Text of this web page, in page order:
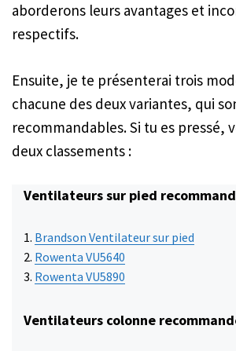
aborderons leurs avantages et
respectifs.
Ensuite, je te présenterai trois
chacune des deux variantes, qui
recommandables. Si tu es pressé,
deux classements :
Ventilateurs sur pied
Brandson Ventilateur sur pied
Rowenta VU5640
Rowenta VU5890
Ventilateurs colonne